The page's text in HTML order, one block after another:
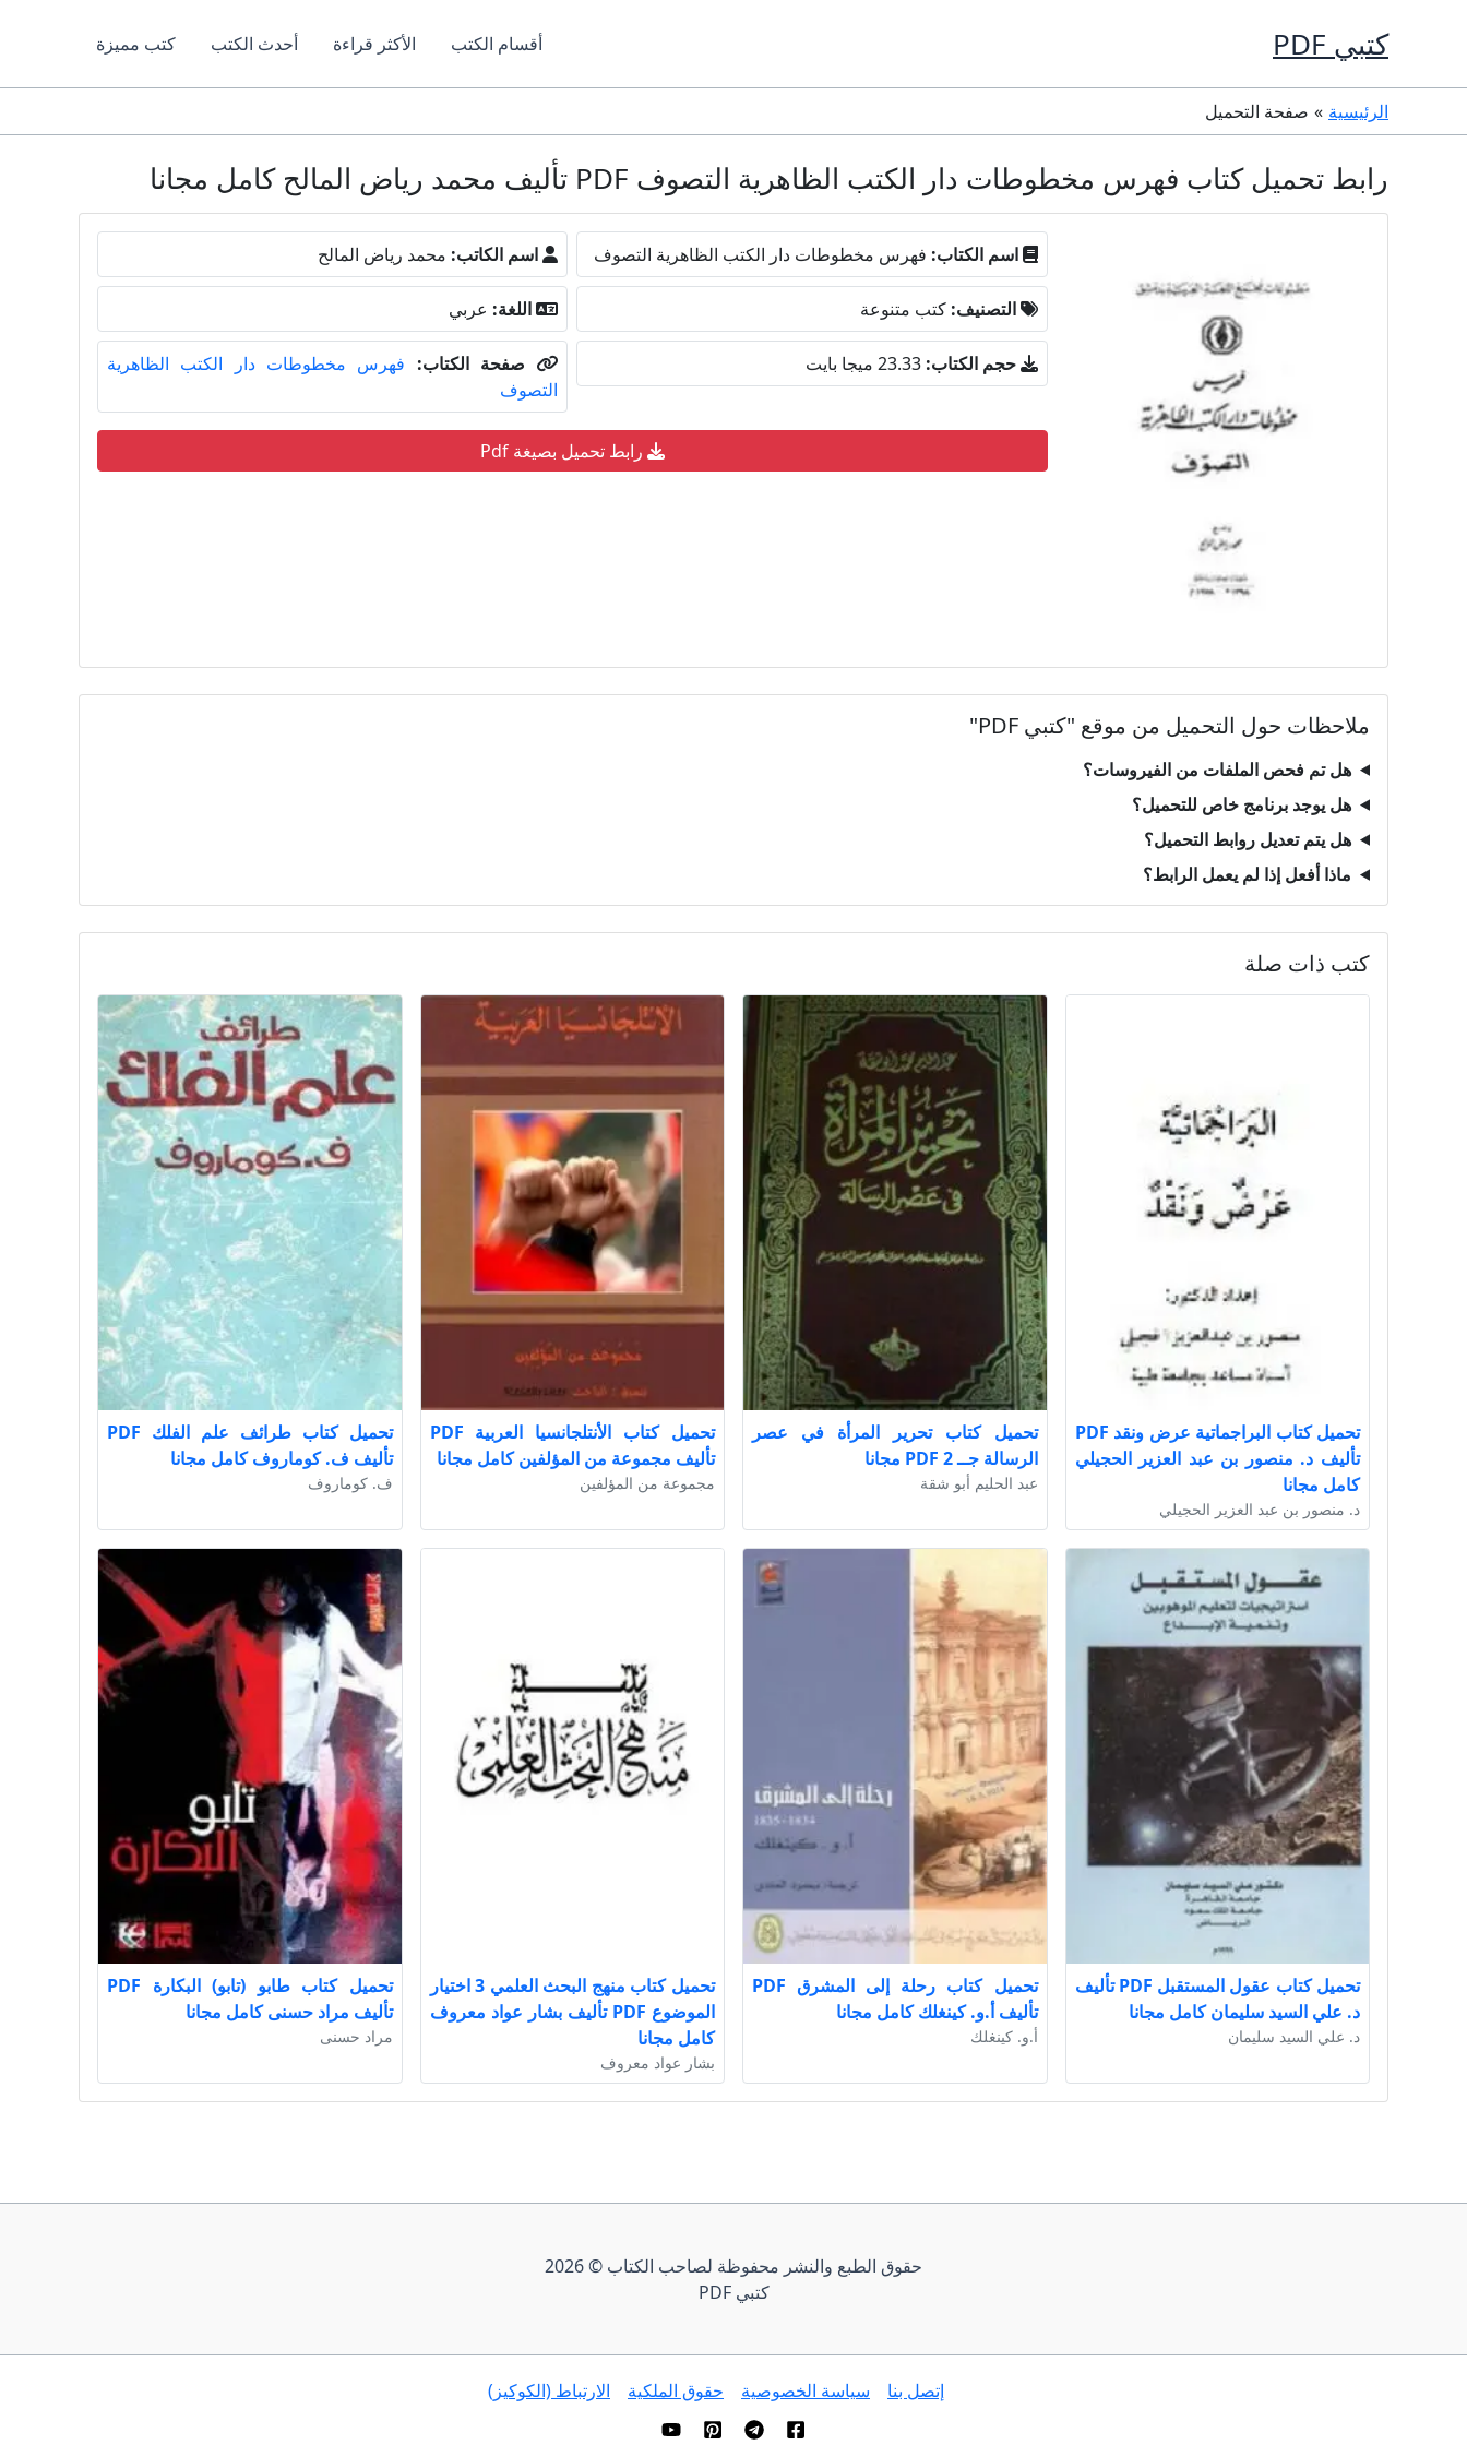
كتبي PDF أقسام الكتب الأكثر قراءة أحدث الكتب كتب مميزة
الرئيسية صفحة التحميل
رابط تحميل كتاب فهرس مخطوطات دار الكتب الظاهرية التصوف PDF تأليف محمد رياض المالح كامل مجانا
اسم الكتاب: فهرس مخطوطات دار الكتب الظاهرية التصوف اسم الكاتب: محمد رياض المالح
التصنيف: كتب متنوعة اللغة: عربي
حجم الكتاب: 23.33 ميجا بايت صفحة الكتاب: فهرس مخطوطات دار الكتب الظاهرية
التصوف
رابط تحميل بصيغة Pdf
ملاحظات حول التحميل من موقع "كتبي PDF"
هل تم فحص الملفات من الفيروسات؟
هل يوجد برنامج خاص للتحميل؟
هل يتم تعديل روابط التحميل؟
ماذا أفعل إذا لم يعمل الرابط؟
كتب ذات صلة
تحميل كتاب البراجماتية عرض ونقد PDF
تأليف د. منصور بن عبد العزير الحجيلي
كامل مجانا
د. منصور بن عبد العزير الحجيلي
تحميل كتاب تحرير المرأة في عصر
الرسالة جــ 2 PDF مجانا
عبد الحليم أبو شقة
تحميل كتاب الأنتلجانسيا العربية PDF
تأليف مجموعة من المؤلفين كامل مجانا
مجموعة من المؤلفين
تحميل كتاب طرائف علم الفلك PDF
تأليف ف. كوماروف كامل مجانا
ف. كوماروف
تحميل كتاب عقول المستقبل PDF تأليف
د. علي السيد سليمان كامل مجانا
د. علي السيد سليمان
تحميل كتاب رحلة إلى المشرق PDF
تأليف أ.و. كينغلك كامل مجانا
أ.و. كينغلك
تحميل كتاب منهج البحث العلمي 3 اختيار
الموضوع PDF تأليف بشار عواد معروف
كامل مجانا
بشار عواد معروف
تحميل كتاب طابو (تابو) البكارة PDF
تأليف مراد حسنى كامل مجانا
مراد حسنى
حقوق الطبع والنشر محفوظة لصاحب الكتاب © 2026
كتبي PDF
إتصل بنا سياسة الخصوصية حقوق الملكية الارتباط (الكوكيز)